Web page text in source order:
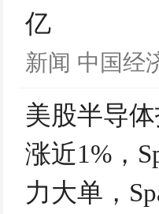
亿
新闻 中国经
美股半导
涨近1%，
力大单，